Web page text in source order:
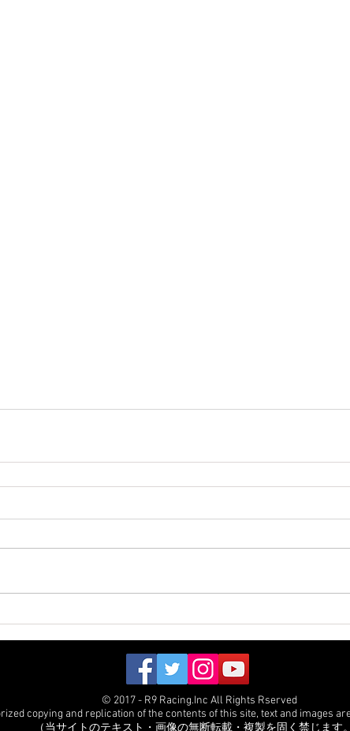
© 2017 - R9 Racing.Inc All Rights Rserved
copying and replication of the contents of this site, text and images
（当サイトのテキスト・画像の無断転載・複製を固く禁じます